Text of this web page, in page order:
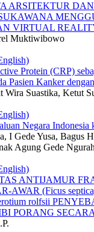
ARSITEKTUR
VIRTUAL
Muktiwibowo
Protein (CRP)
Pasien Kanker
Wira Suastika, Ketut
Negara Indonesia
I Gede Yusa, Bagus
Agung Gede
ANTIJAMUR
AWAR (Ficus
rolfsii
PORANG